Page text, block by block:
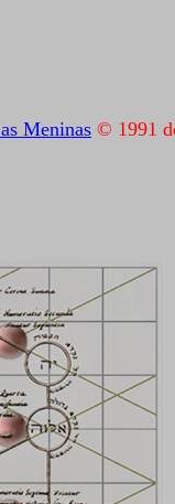
Meninas © 1991